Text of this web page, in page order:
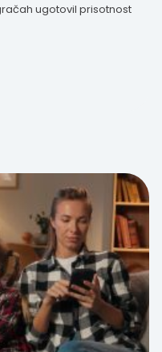
ugotovil prisotnost